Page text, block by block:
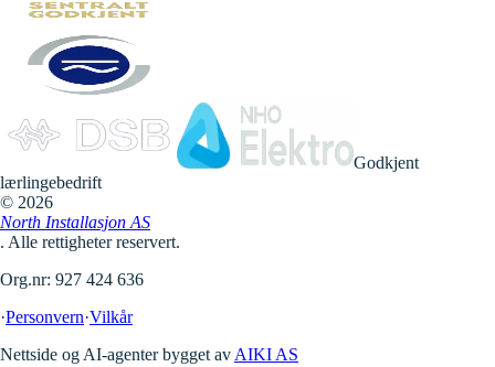
Godkjent
lærlingebedrift
© 2026
North Installasjon AS
. Alle rettigheter reservert.
Org.nr: 927 424 636
·Personvern·Vilkår
Nettside og AI-agenter bygget av AIKI AS